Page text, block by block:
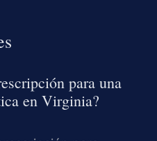
para una
en Virginia?